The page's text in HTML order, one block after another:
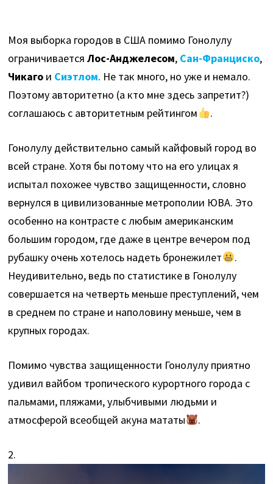
Моя выборка городов в США помимо Гонолулу
ограничиваетсяЛос-Анджелесом, Сан-Франциско,
Чикаго и Сиэтлом. Не так много, но уже и немало.
Поэтому авторитетно (а кто мне здесь запретит?)
соглашаюсь с авторитетным рейтингом
.
Гонолулу действительно самый кайфовый город во
всей стране. Хотя бы потому что на его улицах я
испытал похожее чувство защищенности, словно
вернулся в цивилизованные метрополии ЮВА. Это
особенно на контрасте с любым американским
большим городом, где даже в центре вечером под
рубашку очень хотелось надеть бронежилет
.
Неудивительно, ведь по статистике в Гонолулу
совершается на четверть меньше преступлений, чем
в среднем по стране и наполовину меньше, чем в
крупных городах.
Помимо чувства защищенности Гонолулу приятно
удивил вайбом тропического курортного города с
пальмами, пляжами, улыбчивыми людьми и
атмосферой всеобщей акуна мататы
.
2.